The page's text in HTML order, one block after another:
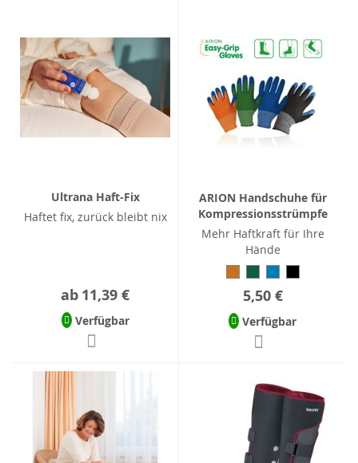
Ultrana Haft-Fix
Haftet fix, zurück bleibt nix
ab 11,39 €
Verfügbar
ARION Handschuhe für
Kompressionsstrümpfe
Mehr Haftkraft für Ihre
Hände
5,50 €
Verfügbar